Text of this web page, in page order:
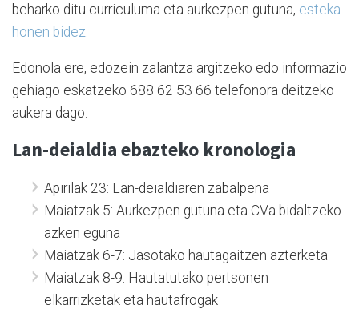
beharko ditu curriculuma eta aurkezpen gutuna, esteka
honen bidez
Edonola ere, edozein zalantza argitzeko edo informazio
gehiago eskatzeko 688 62 53 66 telefonora deitzeko
aukera dago.
Lan-deialdia ebazteko kronologia
Apirilak 23: Lan-deialdiaren zabalpena
Maiatzak 5: Aurkezpen gutuna eta CVa bidaltzeko
azken eguna
Maiatzak 6-7: Jasotako hautagaitzen azterketa
Maiatzak 8-9: Hautatutako pertsonen
elkarrizketak eta hautafrogak